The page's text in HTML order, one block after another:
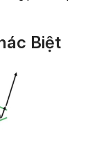
Biệt